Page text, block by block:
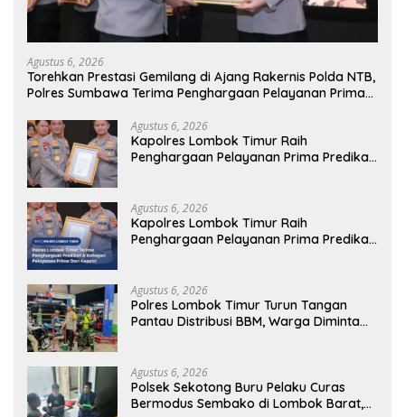
Agustus 6, 2026
Torehkan Prestasi Gemilang di Ajang Rakernis Polda NTB,
Polres Sumbawa Terima Penghargaan Pelayanan Prima
Agustus 6, 2026
Kapolres Lombok Timur Raih
Penghargaan Pelayanan Prima Predikat
Agustus 6, 2026
Kapolres Lombok Timur Raih
Penghargaan Pelayanan Prima Predikat
Agustus 6, 2026
Polres Lombok Timur Turun Tangan
Pantau Distribusi BBM, Warga Diminta
Agustus 6, 2026
Polsek Sekotong Buru Pelaku Curas
Bermodus Sembako di Lombok Barat,